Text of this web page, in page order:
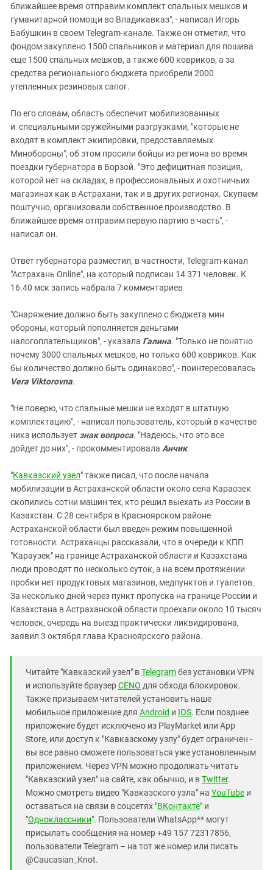
ближайшее время отправим комплект спальных мешков и
гуманитарной помощи во Владикавказ", - написал Игорь
Бабушкин в своем Telegram-канале. Также он отметил, что
фондом закуплено 1500 спальников и материал для пошива
еще 1500 спальных мешков, а также 600 ковриков, а за
средства регионального бюджета приобрели 2000
утепленных резиновых сапог.
По его словам, область обеспечит мобилизованных
и специальными оружейными разгрузками, "которые не
входят в комплект экипировки, предоставляемых
Минобороны", об этом просили бойцы из региона во время
поездки губернатора в Борзой. "Это дефицитная позиция,
которой нет на складах, в профессиональных и охотничьих
магазинах как в Астрахани, так и в других регионах. Скупаем
поштучно, организовали собственное производство. В
ближайшее время отправим первую партию в часть", -
написал он.
Ответ губернатора разместил, вчастности, Telegram-канал
"Астрахань Online", на который подписан 14 371 человек. К
16.40 мск запись набрала 7 комментариев
"Снаряжение должно быть закуплено с бюджета мин
обороны, который пополняется деньгами
налогоплательщиков", - указала Галина. "Только не понятно
почему 3000 спальных мешков, но только 600 ковриков. Как
бы количество должно быть одинаково", - поинтересовалась
Vera Viktorovna.
"Не поверю, что спальные мешки не входят в штатную
комплектацию", - написал пользователь, который в качестве
ника использует знак вопроса. "Надеюсь, что это все
дойдет до них", - прокомментировала Анчик.
"Кавказский узел" также писал, что после начала
мобилизации в Астраханской области около села Караозек
скопились сотни машин тех, кто решил выехать из России в
Казахстан. С 28 сентября в Красноярском районе
Астраханской области был введен режим повышенной
готовности. Астраханцы рассказали, что в очереди к КПП
"Караузек" на границе Астраханской области и Казахстана
люди проводят по несколько суток, а на всем протяжении
пробки нет продуктовых магазинов, медпунктов и туалетов.
За несколько дней через пункт пропуска на границе России и
Казахстана в Астраханской области проехали около 10 тысяч
человек, очередь на выезд практически ликвидирована,
заявил 3 октября глава Красноярского района.
Читайте "Кавказский узел" вTelegramбез установки VPN
и используйте браузерCENO для обхода блокировок.
Также призываем читателей установить наше
мобильное приложение для Android и IOS. Если позднее
приложение будет исключено из PlayMarket или App
Store, или доступ к "Кавказскому узлу" будет ограничен -
вы все равно сможете пользоваться уже установленным
приложением. Через VPN можно продолжать читать
"Кавказский узел" на сайте, как обычно, и вTwitter.
Можно смотреть видео "Кавказского узла" на YouTube и
оставаться на связи в соцсетях "ВКонтакте" и
"Одноклассники". Пользователи WhatsApp** могут
присылать сообщения на номер +49 157 72317856,
пользователи Telegram – на тот же номер или писать
@Caucasian_Knot.